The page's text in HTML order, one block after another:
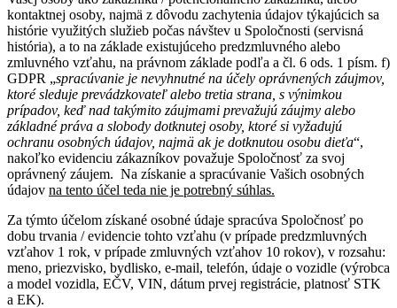
kontaktnej osoby, najmä z dôvodu zachytenia údajov týkajúcich sa
histórie využitých služieb počas návštev u Spoločnosti (servisná
história), a to na základe existujúceho predzmluvného alebo
zmluvného vzťahu, na právnom základe podľa a čl. 6 ods. 1 písm. f)
GDPR „spracúvanie je nevyhnutné na účely oprávnených záujmov,
ktoré sleduje prevádzkovateľ alebo tretia strana, s výnimkou
prípadov, keď nad takýmito záujmami prevažujú záujmy alebo
základné práva a slobody dotknutej osoby, ktoré si vyžadujú
ochranu osobných údajov, najmä ak je dotknutou osobu dieťa“,
nakoľko evidenciu zákazníkov považuje Spoločnosť za svoj
oprávnený záujem. Na získanie a spracúvanie Vašich osobných
údajov na tento účel teda nie je potrebný súhlas.
Za týmto účelom získané osobné údaje spracúva Spoločnosť po
dobu trvania / evidencie tohto vzťahu (v prípade predzmluvných
vzťahov 1 rok, v prípade zmluvných vzťahov 10 rokov), v rozsahu:
meno, priezvisko, bydlisko, e-mail, telefón, údaje o vozidle (výrobca
a model vozidla, EČV, VIN, dátum prvej registrácie, platnosť STK
a EK).